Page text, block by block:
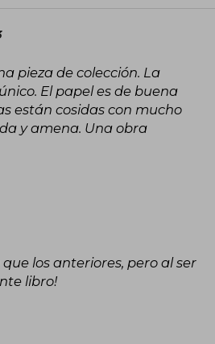
pieza de colección. La
El papel es de buena
están cosidas con mucho
y amena. Una obra
los anteriores, pero al ser
libro!